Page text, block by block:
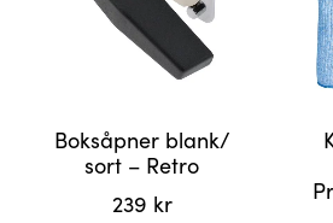
Boksåpner blank/
sort – Retro
239 kr